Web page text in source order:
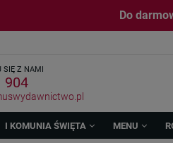
Do
SIĘ Z NAMI
904
I KOMUNIA ŚWIĘTA MENU